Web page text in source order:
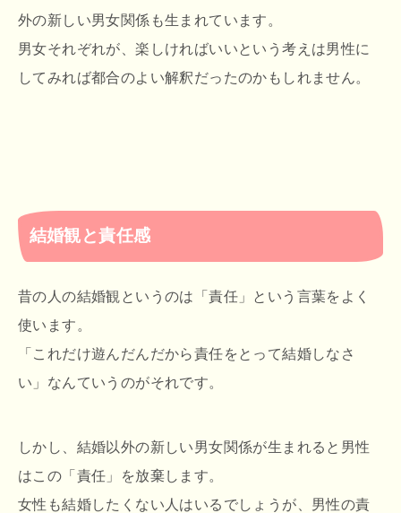
外の新しい男女関係も生まれています。
男女それぞれが、楽しければいいという考えは男性に
してみれば都合のよい解釈だったのかもしれません。
結婚観と責任感
昔の人の結婚観というのは「責任」という言葉をよく
使います。
「これだけ遊んだんだから責任をとって結婚しなさ
い」なんていうのがそれです。
しかし、結婚以外の新しい男女関係が生まれると男性
はこの「責任」を放棄します。
女性も結婚したくない人はいるでしょうが、男性の責